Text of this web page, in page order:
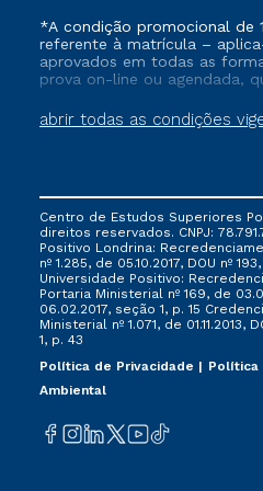
abrir todas as condições
*A condição promocional de
referente à matrícula –
aprovados em todas as
prova on-line ou agendada,
vigente, que ainda não
tenham cancelado ou
via FIES, Prouni e outros
não se acumula com
ofertada pela Instituição.
Centro de Estudos Superiores
direitos reservados. CNPJ:
Positivo Londrina:
nº 1.285, de 05.10.2017, DOU nº
Universidade Positivo:
Portaria Ministerial nº 169, de
06.02.2017, seção 1, p. 15
Ministerial nº 1.071, de 01.11.2013,
1, p. 43
Política de Privacidade
Política
Ambiental